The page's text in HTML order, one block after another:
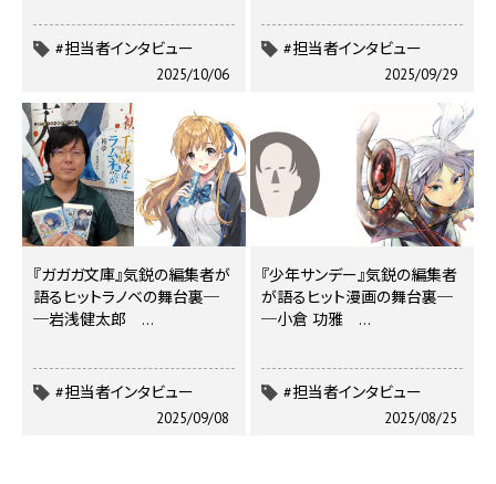
#担当者インタビュー
2025/10/06
#担当者インタビュー
2025/09/29
『ガガガ文庫』気鋭の編集者が
語るヒットラノベの舞台裏─
─岩浅健太郎 …
#担当者インタビュー
2025/09/08
『少年サンデー』気鋭の編集者
が語るヒット漫画の舞台裏─
─小倉 功雅 …
#担当者インタビュー
2025/08/25